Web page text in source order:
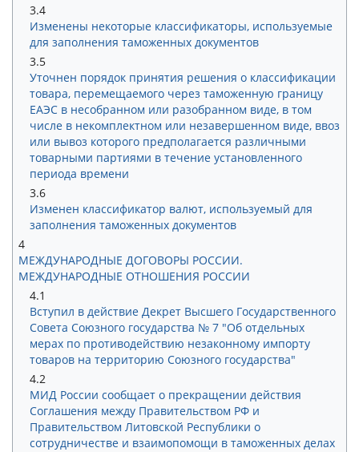
3.4
Изменены некоторые классификаторы, используемые
для заполнения таможенных документов
3.5
Уточнен порядок принятия решения о классификации
товара, перемещаемого через таможенную границу
ЕАЭС в несобранном или разобранном виде, в том
числе в некомплектном или незавершенном виде, ввоз
или вывоз которого предполагается различными
товарными партиями в течение установленного
периода времени
3.6
Изменен классификатор валют, используемый для
заполнения таможенных документов
4
МЕЖДУНАРОДНЫЕ ДОГОВОРЫ РОССИИ.
МЕЖДУНАРОДНЫЕ ОТНОШЕНИЯ РОССИИ
4.1
Вступил в действие Декрет Высшего Государственного
Совета Союзного государства № 7 "Об отдельных
мерах по противодействию незаконному импорту
товаров на территорию Союзного государства"
4.2
МИД России сообщает о прекращении действия
Соглашения между Правительством РФ и
Правительством Литовской Республики о
сотрудничестве и взаимопомощи в таможенных делах